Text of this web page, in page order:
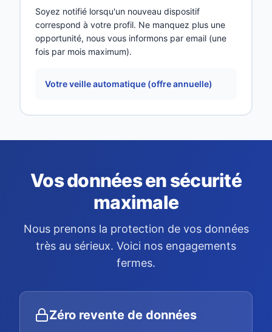
Soyez notifié lorsqu'un nouveau dispositif
correspond à votre profil. Ne manquez plus une
opportunité, nous vous informons par email (une
fois par mois maximum).
Votre veille automatique (offre annuelle)
Vos données en sécurité
maximale
Nous prenons la protection de vos données
très au sérieux. Voici nos engagements
fermes.
Zéro revente de données